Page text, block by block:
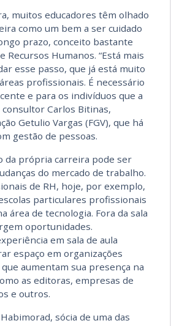
muitos educadores têm olhado
como um bem a ser cuidado
prazo, conceito bastante
Recursos Humanos. “Está mais
esse passo, que já está muito
profissionais. É necessário
e para os indivíduos que a
consultor Carlos Bitinas,
Getulio Vargas (FGV), que há
gestão de pessoas.
da própria carreira pode ser
do mercado de trabalho.
de RH, hoje, por exemplo,
particulares profissionais
área de tecnologia. Fora da sala
oportunidades.
em sala de aula
espaço em organizações
aumentam sua presença na
as editoras, empresas de
e outros.
sócia de uma das